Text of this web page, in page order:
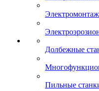
Долбежные
Пильные